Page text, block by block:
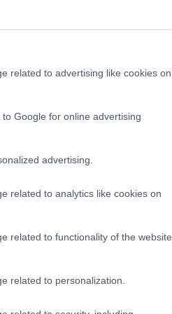
related to advertising like cookies on
Google for online advertising
advertising.
related to analytics like cookies on
related to functionality of the website
related to personalization.
„chat patkányok”
így egyre több család
leálltak, a járatok